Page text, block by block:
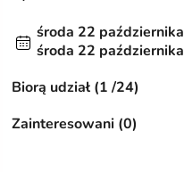
środa 22
środa 22
Biorą udział (1 /24)
Zainteresowani (0)